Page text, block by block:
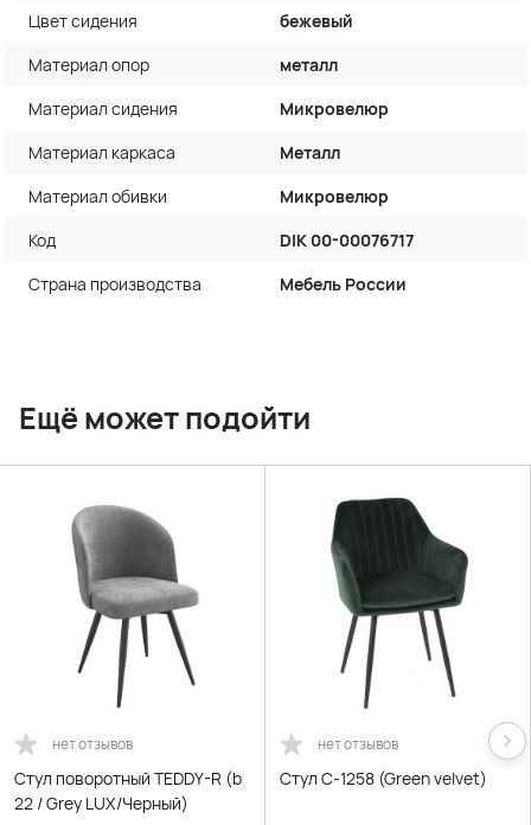
Цвет сидения
бежевый
Материал опор
металл
Материал сидения
Микровелюр
Материал каркаса
Металл
Материал обивки
Микровелюр
Код
DIK 00-00076717
Страна производства
Мебель России
Ещё может подойти
нет отзывов
Стул поворотный TEDDY-R (b
22 / Grey LUX/Черный)
нет отзывов
Стул С-1258 (Green velvet)